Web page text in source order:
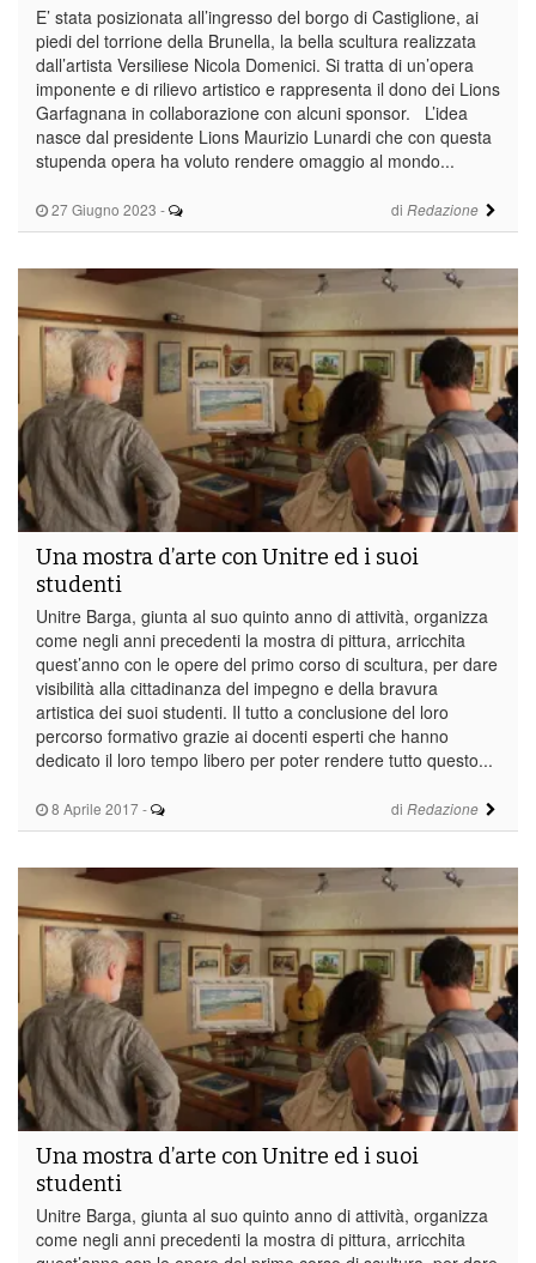
27 Giugno 2023 - di Redazione
E’ stata posizionata all’ingresso del borgo di Castiglione, ai
piedi del torrione della Brunella, la bella scultura realizzata
dall’artista Versiliese Nicola Domenici. Si tratta di un’opera
imponente e di rilievo artistico e rappresenta il dono dei Lions
Garfagnana in collaborazione con alcuni sponsor. L’idea
nasce dal presidente Lions Maurizio Lunardi che con questa
stupenda opera ha voluto rendere omaggio al mondo...
8 Aprile 2017 - di Redazione
Una mostra d’arte con Unitre ed i suoi
studenti
Unitre Barga, giunta al suo quinto anno di attività, organizza
come negli anni precedenti la mostra di pittura, arricchita
quest’anno con le opere del primo corso di scultura, per dare
visibilità alla cittadinanza del impegno e della bravura
artistica dei suoi studenti. Il tutto a conclusione del loro
percorso formativo grazie ai docenti esperti che hanno
dedicato il loro tempo libero per poter rendere tutto questo...
Una mostra d’arte con Unitre ed i suoi
studenti
Unitre Barga, giunta al suo quinto anno di attività, organizza
come negli anni precedenti la mostra di pittura, arricchita